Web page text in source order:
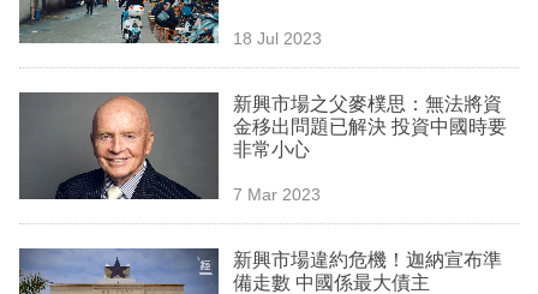
事
欄
訂
閱
區
18 Jul 2023
新興市場之父麥樸思：無法將資
金移出問題已解決 投資中國時要
非常小心
7 Mar 2023
新興市場違約危機！迦納宣布準
備走數 中國係最大債主